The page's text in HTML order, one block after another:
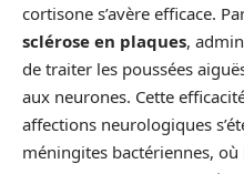
cortisone s’avère efficace.
sclérose en plaques,
de traiter les poussées
aux neurones. Cette
affections neurologiques
méningites bactériennes,